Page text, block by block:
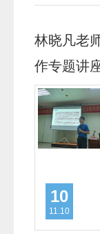
林晓凡老
作专题讲
10
11.10